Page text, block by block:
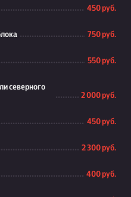
450 руб.
750 руб.
550 руб.
северного
2 000 руб.
450 руб.
2 300 руб.
400 руб.